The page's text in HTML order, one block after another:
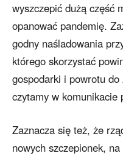
wyszczepić dużą część
opanować pandemię.
godny naśladowania
którego skorzystać
gospodarki i powrotu
czytamy w komunikacie
Zaznacza się też, że
nowych szczepionek,